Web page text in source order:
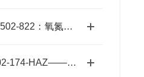
低氧镍囊502-822：氧氮分析的高效助熔载体
吸收剂502-174-HAZ——碱石棉二氧化碳吸收剂原理与元素分析及气体净化应用